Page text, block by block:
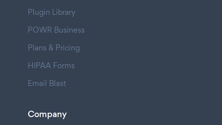
Plugin Library
POWR Business
Plans & Pricing
HIPAA Forms
Email Blast
Company